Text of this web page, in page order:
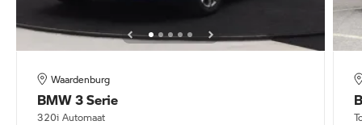
Waardenburg
BMW3 Serie
320i Automaat